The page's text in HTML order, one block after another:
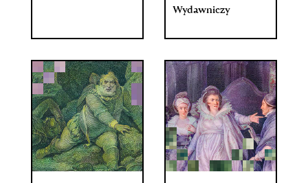
Wydawniczy